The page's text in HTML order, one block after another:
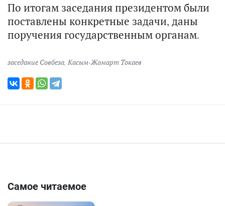
По итогам заседания президентом были
поставлены конкретные задачи, даны
поручения государственным органам.
заседание Совбеза, Касым-Жомарт Токаев
Самое читаемое